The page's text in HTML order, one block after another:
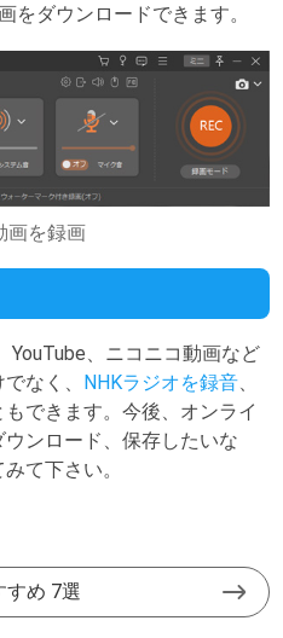
をダウンロードできます。
画を録画
YouTube、ニコニコ動画など
なく、 NHKラジオを録音
もできます。今後、オンライ
ンロード、保存したいな
て下さい。
すめ 7選